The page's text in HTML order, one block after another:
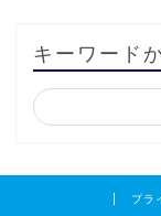
キーワード
プラ